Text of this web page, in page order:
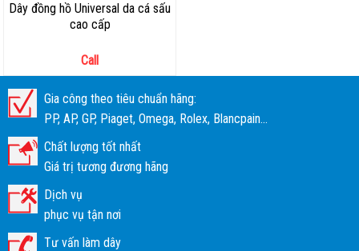
Dây đồng hồ Universal da cá sấu
cao cấp
Call
Gia công theo tiêu chuẩn hãng:
PP, AP, GP, Piaget, Omega, Rolex, Blancpain...
Chất lượng tốt nhất
Giá trị tương đương hãng
Dịch vụ
phục vụ tận nơi
Tư vấn làm dây